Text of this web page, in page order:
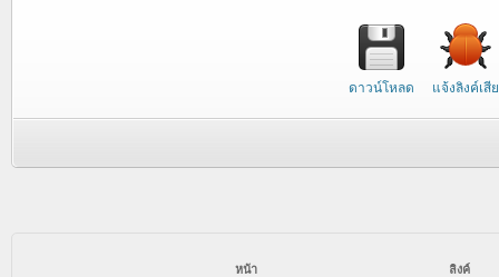
ดาวน์โหลด แจ้งลิงค์เสีย
หน้า ลิงค์